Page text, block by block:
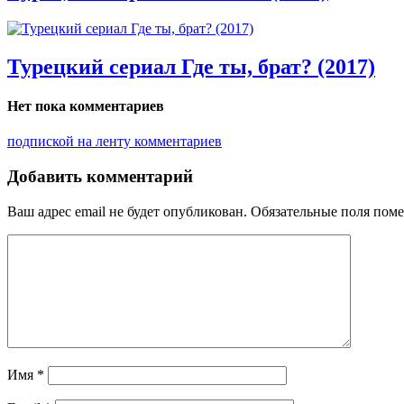
Турецкий сериал Где ты, брат? (2017)
Нет пока комментариев
подпиской на ленту комментариев
Добавить комментарий
Ваш адрес email не будет опубликован. Обязательные поля
Имя *